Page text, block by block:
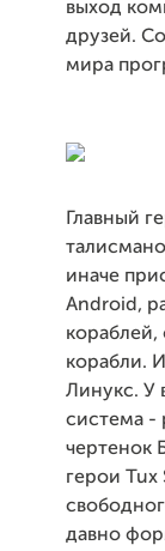
выход
друзей.
мира
Главный
иначе
Android,
корабли.
Линукс. У
система -
чертенок
герои
давно